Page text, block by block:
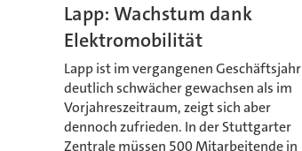
Lapp: Wachstum dank
Elektromobilität
Lapp ist im vergangenen Geschäftsjahr
deutlich schwächer gewachsen als im
Vorjahreszeitraum, zeigt sich aber
dennoch zufrieden. In der Stuttgarter
Zentrale müssen 500 Mitarbeitende in